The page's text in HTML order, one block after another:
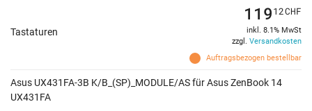
Tastaturen
Auftragsbezogen bestellbar
11912CHF
inkl. 8.1% MwSt
zzgl. Versandkosten
Asus UX431FA-3B K/B_(SP)_MODULE/AS für Asus ZenBook 14
UX431FA